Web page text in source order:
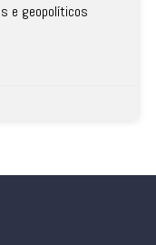
e geopolíticos